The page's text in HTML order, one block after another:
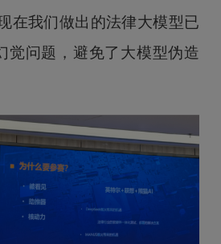
在我们做出的法律大模型已
觉问题，避免了大模型伪造